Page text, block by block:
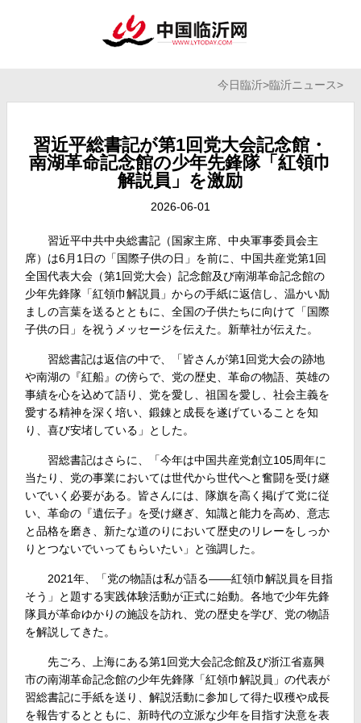
今日臨沂>臨沂ニュース>
習近平総書記が第1回党大会記念館・
南湖革命記念館の少年先鋒隊「紅領巾
解説員」を激励
2026-06-01
習近平中共中央総書記（国家主席、中央軍事委員会主
席）は6月1日の「国際子供の日」を前に、中国共産党第1回
全国代表大会（第1回党大会）記念館及び南湖革命記念館の
少年先鋒隊「紅領巾解説員」からの手紙に返信し、温かい励
ましの言葉を送るとともに、全国の子供たちに向けて「国際
子供の日」を祝うメッセージを伝えた。新華社が伝えた。
習総書記は返信の中で、「皆さんが第1回党大会の跡地
や南湖の『紅船』の傍らで、党の歴史、革命の物語、英雄の
事績を心を込めて語り、党を愛し、祖国を愛し、社会主義を
愛する精神を深く培い、鍛錬と成長を遂げていることを知
り、喜び安堵している」とした。
習総書記はさらに、「今年は中国共産党創立105周年に
当たり、党の事業においては世代から世代へと奮闘を受け継
いでいく必要がある。皆さんには、隊旗を高く掲げて党に従
い、革命の『遺伝子』を受け継ぎ、知識と能力を高め、意志
と品格を磨き、新たな道のりにおいて歴史のリレーをしっか
りとつないでいってもらいたい」と強調した。
2021年、「党の物語は私が語る――紅領巾解説員を目指
そう」と題する実践体験活動が正式に始動。各地で少年先鋒
隊員が革命ゆかりの施設を訪れ、党の歴史を学び、党の物語
を解説してきた。
先ごろ、上海にある第1回党大会記念館及び浙江省嘉興
市の南湖革命記念館の少年先鋒隊「紅領巾解説員」の代表が
習総書記に手紙を送り、解説活動に参加して得た収穫や成長
を報告するとともに、新時代の立派な少年を目指す決意を表